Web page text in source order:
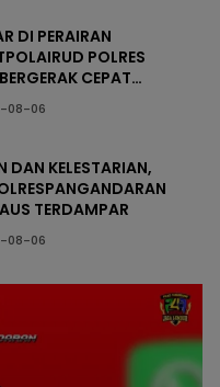
DI PERAIRAN
POLRES
CEPAT
08-06
DAN KELESTARIAN,
TERDAMPAR
08-06